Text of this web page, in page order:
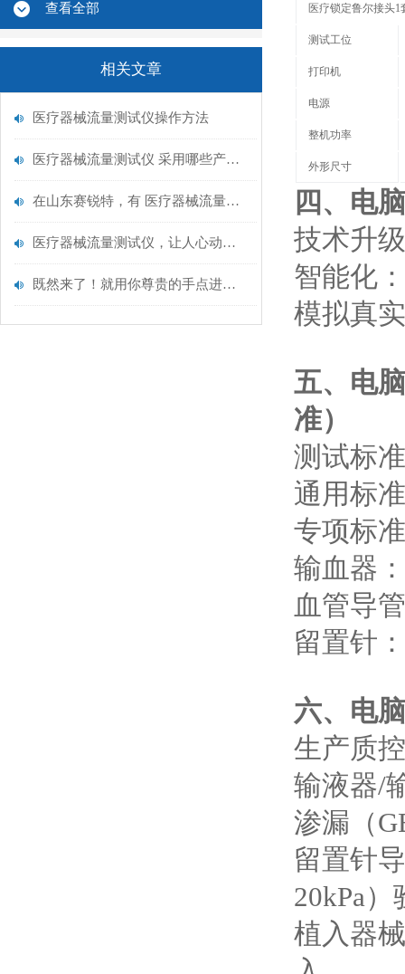
查看全部
相关文章
医疗器械流量测试仪操作方法
医疗器械流量测试仪 采用哪些产品特征？山东赛锐特制造
在山东赛锐特，有 医疗器械流量测试仪 详细操作流程
医疗器械流量测试仪，让人心动的感觉它都有！山东赛锐特
既然来了！就用你尊贵的手点进来看看吧！医疗器械流量测试仪新品研发！
医疗锁定鲁尔接头1
测试工位
打印机
电源
整机功率
外形尺寸
四、电
技术升
智能化‌
模拟真
五、电
准）
测试标
通用标
专项标
输血器
血管导
留置针
六、电
‌生产质控‌
输液器/
渗漏（
留置针
20kPa
植入器